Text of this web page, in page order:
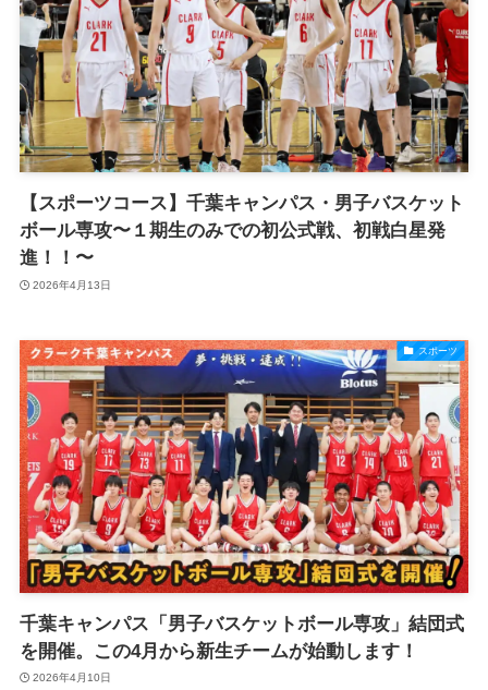
【スポーツコース】千葉キャンパス・男子バスケット
ボール専攻〜１期生のみでの初公式戦、初戦白星発
進！！〜
2026年4月13日
スポーツ
千葉キャンパス「男子バスケットボール専攻」結団式
を開催。この4月から新生チームが始動します！
2026年4月10日